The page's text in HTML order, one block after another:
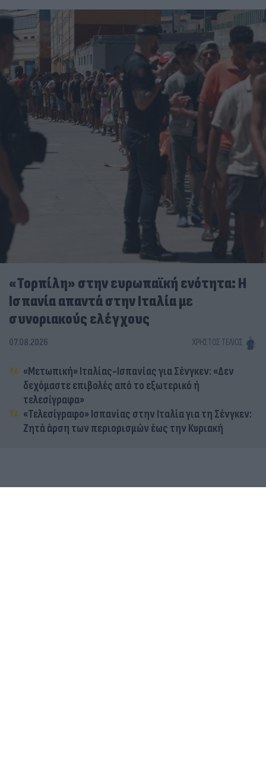
«Τορπίλη» στην ευρωπαϊκή ενότητα: Η
Ισπανία απαντά στην Ιταλία με
συνοριακούς ελέγχους
07.08.2026 ΧΡΉΣΤΟΣ ΤΈΛΙΟΣ
«Μετωπική» Ιταλίας-Ισπανίας για Σένγκεν: «Δεν
δεχόμαστε επιβολές από το εξωτερικό ή
τελεσίγραφα»
«Τελεσίγραφο» Ισπανίας στην Ιταλία για τη Σένγκεν:
Ζητά άρση των περιορισμών έως την Κυριακή